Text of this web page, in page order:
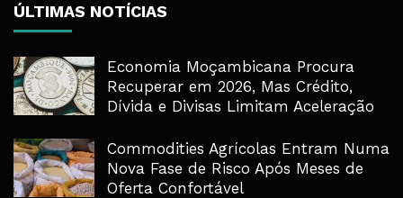
ÚLTIMAS NOTÍCIAS
Economia Moçambicana Procura
Recuperar em 2026, Mas Crédito,
Dívida e Divisas Limitam Aceleração
Commodities Agrícolas Entram Numa
Nova Fase de Risco Após Meses de
Oferta Confortável